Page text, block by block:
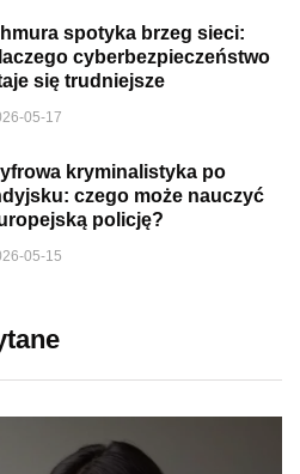
spotyka brzeg sieci:
cyberbezpieczeństwo
się trudniejsze
05-17
kryminalistyka po
czego może nauczyć
policję?
05-15